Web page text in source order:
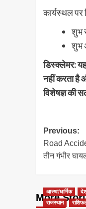
कार्यस्थल पर
शुभ
शुभ
डिस्क्लेमर:
नहीं करता है
विशेषज्ञ की
Post
Previous:
Road
तीन गंभीर
More
आस्था/धार्मिक
राजस्थान